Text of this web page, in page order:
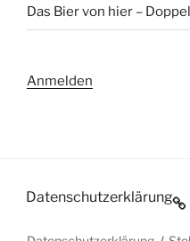
Das Bier von hier –
Anmelden
Datenschutzerklärung